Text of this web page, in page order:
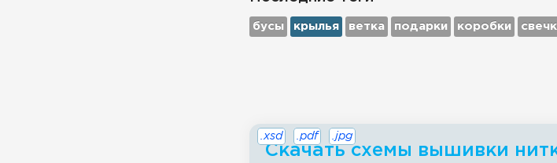
бусы крылья ветка подарки коробки
Скачать схемы вышивки
.xsd .pdf .jpg